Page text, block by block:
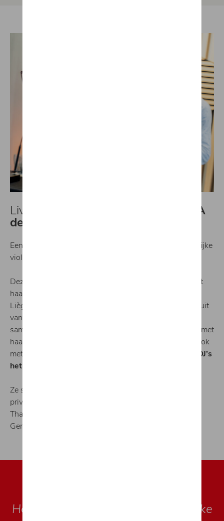
Live muziek met DJ Yargo x MILENA
de BARQUIN
Een instrumentale performance van een mooie vrouwelijke
violiste,
Deze artieste behaalde op haar 17de de eerste prijs met
haar viool op het Conservatoire Royal de Musique de
Liège. Ze perfectioneerde zich in Parijs en maakte deel uit
van het orkest van Helmut Lotti met wie ze 10 jaar
samenwerkte.Ondertussen reisde ze al de wereld rond met
haar instrumentale versies op de klassieke viool maar ook
met haar
samen met grote DJ’s
het publiek menig kippenvelmomentjes bezorgt.
Ze speelde ze onder meer in grote clubs, events en
privéfeesten in België, Nederland, Indië, Indonesië,
Thailand, Ibiza, Londen, Frankrijk, Marokko, Dubai,
Geneve, … en nu ook in
Hedendaagse prestaties - Het unieke